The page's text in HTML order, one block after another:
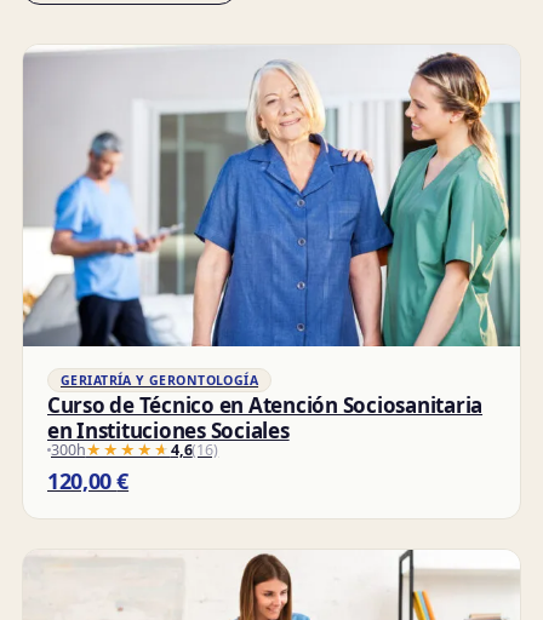
GERIATRÍA Y GERONTOLOGÍA
Curso de Técnico en Atención Sociosanitaria
en Instituciones Sociales
300h★★★★★
★★★★★4,6(16)
120,00€